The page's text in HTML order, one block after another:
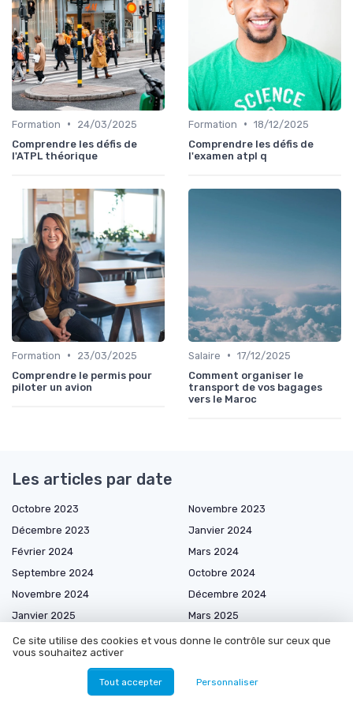
Formation •
24/03/2025
Comprendre les défis de
l'ATPL théorique
Formation • 18/12/2025
Comprendre les défis de
l'examen atpl q
Formation •
23/03/2025
Comprendre le permis pour
piloter un avion
Salaire • 17/12/2025
Comment organiser le
transport de vos bagages
vers le Maroc
Les articles par date
Octobre 2023
Novembre 2023
Décembre 2023
Janvier 2024
Février 2024
Mars 2024
Septembre 2024
Octobre 2024
Novembre 2024
Décembre 2024
Janvier 2025
Mars 2025
Avril 2025
Mai 2025
Juin 2025
Septembre 2025
Ce site utilise des cookies et vous donne le contrôle sur ceux que
vous souhaitez activer
Tout accepter Personnaliser